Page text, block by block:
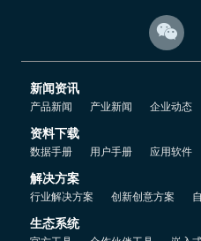
另一个提高功率密度的方法是使
多个磁性元件以电磁场基本理
CLLC拓扑上，将原边电感、变
同时结合宽禁带器件的使用，可
观的体积内。

新闻资讯
产品新闻 产业新闻 企业动态
资料下载
数据手册 用户手册 应用软件
解决方案
行业解决方案 创新创意方案
生态系统